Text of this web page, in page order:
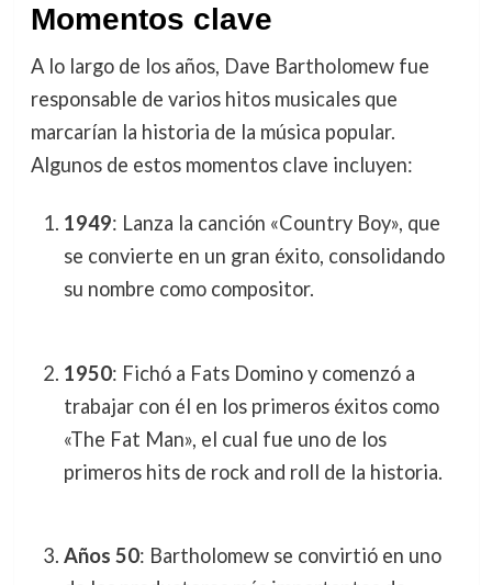
Momentos clave
A lo largo de los años, Dave Bartholomew fue
responsable de varios hitos musicales que
marcarían la historia de la música popular.
Algunos de estos momentos clave incluyen:
1949: Lanza la canción «Country Boy», que
se convierte en un gran éxito, consolidando
su nombre como compositor.
1950: Fichó a Fats Domino y comenzó a
trabajar con él en los primeros éxitos como
«The Fat Man», el cual fue uno de los
primeros hits de rock and roll de la historia.
Años 50: Bartholomew se convirtió en uno